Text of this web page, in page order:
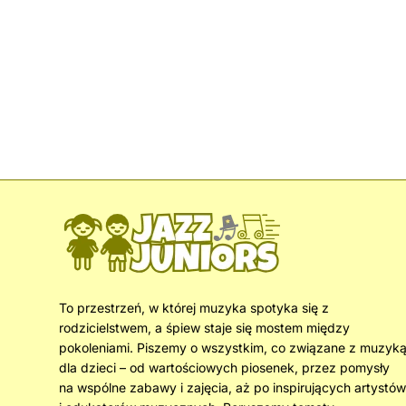
To przestrzeń, w której muzyka spotyka się z
rodzicielstwem, a śpiew staje się mostem między
pokoleniami. Piszemy o wszystkim, co związane z muzyką
dla dzieci – od wartościowych piosenek, przez pomysły
na wspólne zabawy i zajęcia, aż po inspirujących artystów